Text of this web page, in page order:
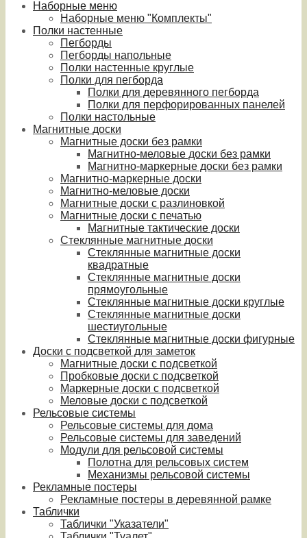
Наборные меню
Наборные меню "Комплекты"
Полки настенные
Пегборды
Пегборды напольные
Полки настенные круглые
Полки для пегборда
Полки для деревянного пегборда
Полки для перфорированных панелей
Полки настольные
Магнитные доски
Магнитные доски без рамки
Магнитно-меловые доски без рамки
Магнитно-маркерные доски без рамки
Магнитно-маркерные доски
Магнитно-меловые доски
Магнитные доски с разлиновкой
Магнитные доски с печатью
Магнитные тактические доски
Стеклянные магнитные доски
Стеклянные магнитные доски
квадратные
Стеклянные магнитные доски
прямоугольные
Стеклянные магнитные доски круглые
Стеклянные магнитные доски
шестиугольные
Стеклянные магнитные доски фигурные
Доски с подсветкой для заметок
Магнитные доски с подсветкой
Пробковые доски с подсветкой
Маркерные доски с подсветкой
Меловые доски с подсветкой
Рельсовые системы
Рельсовые системы для дома
Рельсовые системы для заведений
Модули для рельсовой системы
Полотна для рельсовых систем
Механизмы рельсовой системы
Рекламные постеры
Рекламные постеры в деревянной рамке
Таблички
Таблички "Указатели"